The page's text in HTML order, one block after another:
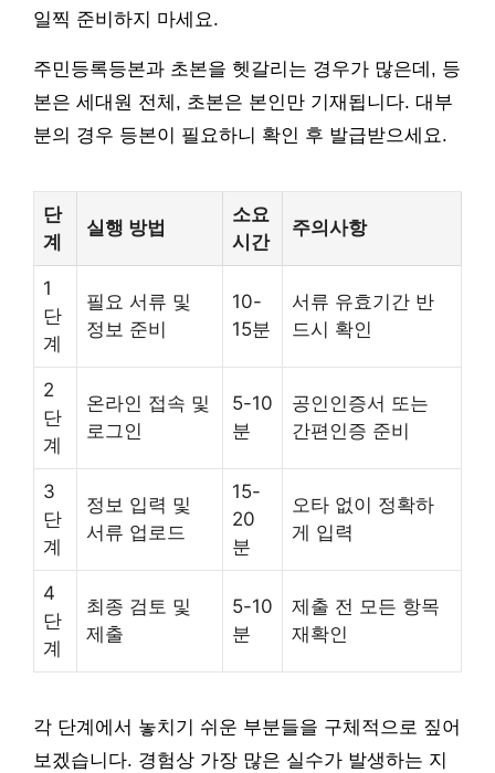
일찍 준비하지 마세요.
주민등록등본과 초본을 헷갈리는 경우가 많은데, 등
본은 세대원 전체, 초본은 본인만 기재됩니다. 대부
분의 경우 등본이 필요하니 확인 후 발급받으세요.
단
계
실행 방법
소요
시간
주의사항
1
단
계
필요 서류 및
정보 준비
10-
15분
서류 유효기간 반
드시 확인
2
단
계
온라인 접속 및
로그인
5-10
분
공인인증서 또는
간편인증 준비
3
단
계
정보 입력 및
서류 업로드
15-
20
분
오타 없이 정확하
게 입력
4
단
계
최종 검토 및
제출
5-10
분
제출 전 모든 항목
재확인
각 단계에서 놓치기 쉬운 부분들을 구체적으로 짚어
보겠습니다. 경험상 가장 많은 실수가 발생하는 지